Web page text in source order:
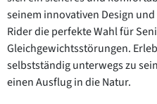
seinem innovativen Design
Rider die perfekte Wahl für
Gleichgewichtsstörungen.
selbstständig unterwegs zu
einen Ausflug in die Natur.